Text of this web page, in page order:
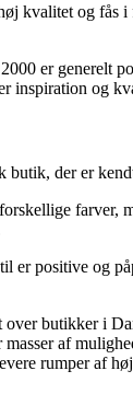
kvalitet og fås
er generelt
inspiration og
der er
farver,
er positive og
butikker i
af
rumper af